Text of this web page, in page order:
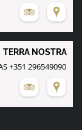
TERRA NOSTRA
+351 296549090